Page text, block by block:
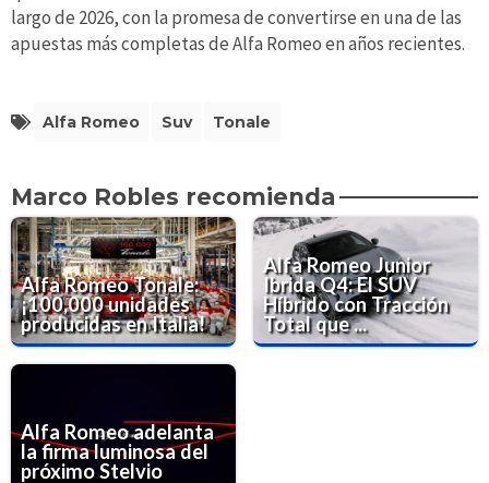
largo de 2026, con la promesa de convertirse en una de las
apuestas más completas de Alfa Romeo en años recientes.
Alfa Romeo Suv Tonale
Marco Robles recomienda
Alfa Romeo Tonale:
¡100,000 unidades
producidas en Italia!
Alfa Romeo Junior
Ibrida Q4: El SUV
Híbrido con Tracción
Total que ...
Alfa Romeo adelanta
la firma luminosa del
próximo Stelvio